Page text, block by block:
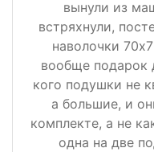
вынули из
встряхнули,
наволочки
вообще подарок
кого подушки не
а большие, и
комплекте, а не
одна на две